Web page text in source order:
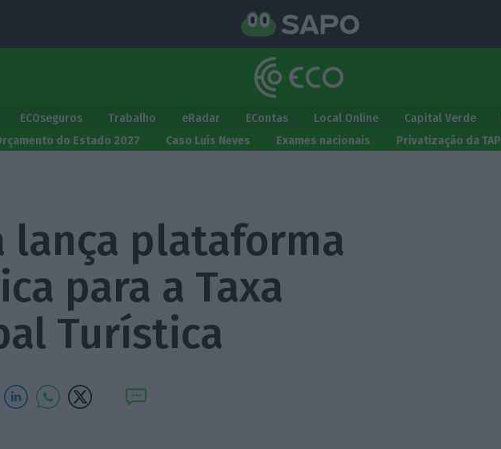
ECOseguros Trabalho eRadar EContas Local Online Capital Verde
do Estado 2027
Caso Luís Neves Exames nacionais Privatização da TAP
lança plataforma
para a Taxa
Turística